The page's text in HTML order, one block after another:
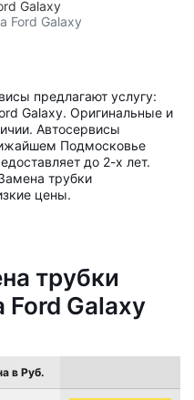
Galaxy
Ford Galaxy
предлагают услугу:
Galaxy. Оригинальные и
Автосервисы
Подмосковье
до 2-х лет.
трубки
цены.
трубки
Ford Galaxy
в Руб.